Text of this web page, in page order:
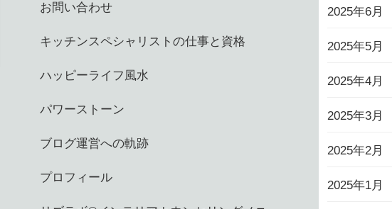
お問い合わせ
キッチンスペシャリストの仕事と資格
ハッピーライフ風水
パワーストーン
ブログ運営への軌跡
プロフィール
2025年6月
2025年5月
2025年4月
2025年3月
2025年2月
2025年1月